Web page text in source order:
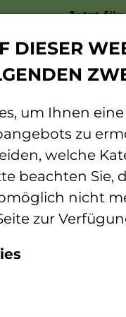
Jetzt für
Aus dem Ausland
DIESER
um Ihnen
zu
welche
beachten Sie,
nicht
zur